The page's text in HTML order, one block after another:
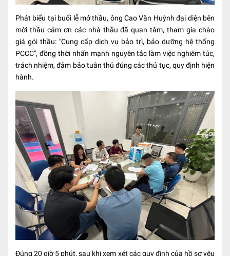
Phát biểu tại buổi lễ mở thầu, ông Cao Văn Huỳnh đại diện bên
mời thầu cảm ơn các nhà thầu đã quan tâm, tham gia chào
giá gói thầu: "Cung cấp dịch vụ bảo trì, bảo dưỡng hệ thống
PCCC", đồng thời nhấn mạnh nguyên tắc làm việc nghiêm túc,
trách nhiệm, đảm bảo tuân thủ đúng các thủ tục, quy định hiện
hành.
Đúng 20 giờ 5 phút, sau khi xem xét các quy định của hồ sơ yêu